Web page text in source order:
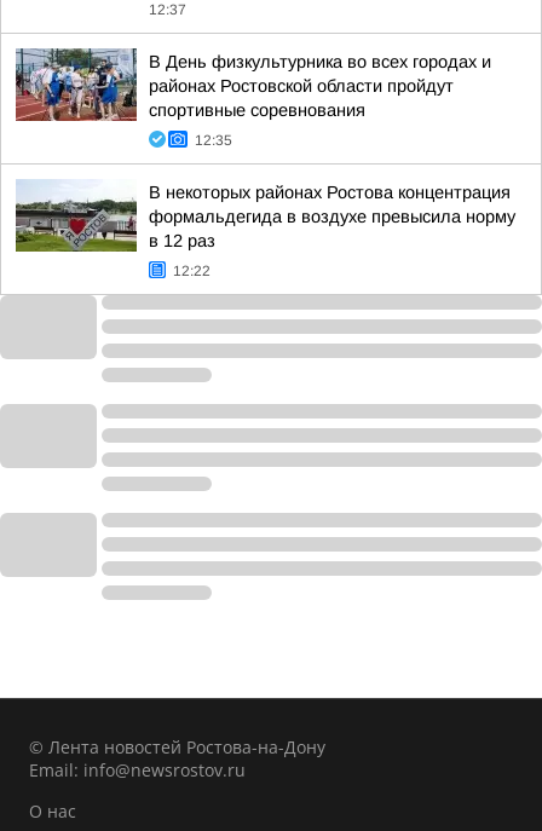
12:37
В День физкультурника во всех городах и
районах Ростовской области пройдут
спортивные соревнования
12:35
В некоторых районах Ростова концентрация
формальдегида в воздухе превысила норму
в 12 раз
12:22
© Лента новостей Ростова-на-Дону
Email: info@newsrostov.ru
О нас